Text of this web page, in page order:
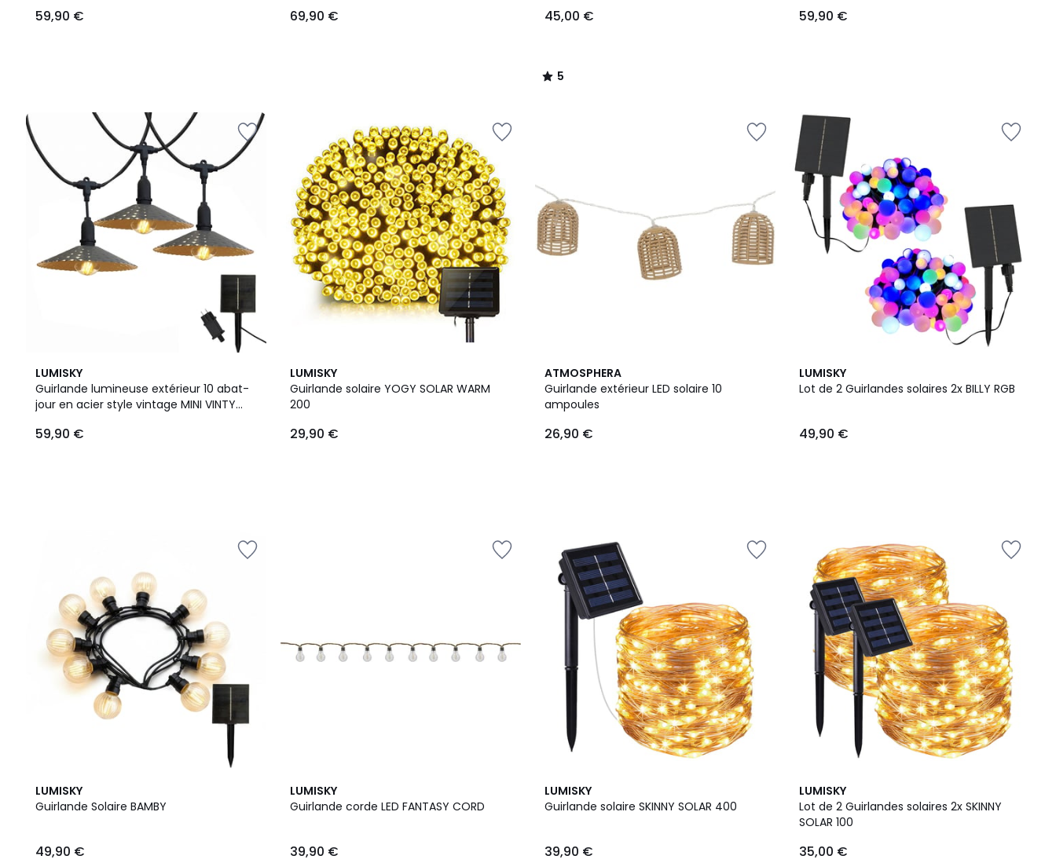
8m solaire et sur secteur
59,90 € 69,90 €
et sur secteur
45,00 €
5
/
chaud 8m solaire et sur secteur
59,90 €
LUMISKY
Guirlande lumineuse extérieur 10 abat-
jour en acier style vintage MINI VINTY
solaire et sur secteur
59,90 €
LUMISKY
Guirlande solaire YOGY SOLAR WARM
200
29,90 €
ATMOSPHERA
Guirlande extérieur LED solaire 10
ampoules
26,90 €
LUMISKY
Lot de 2 Guirlandes solaires 2x BILLY RGB
49,90 €
LUMISKY
Guirlande Solaire BAMBY
49,90 €
LUMISKY
Guirlande corde LED FANTASY CORD
39,90 €
LUMISKY
Guirlande solaire SKINNY SOLAR 400
39,90 €
LUMISKY
Lot de 2 Guirlandes solaires 2x SKINNY
SOLAR 100
35,00 €